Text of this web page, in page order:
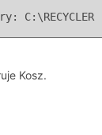
C:\RECYCLER
Kosz.